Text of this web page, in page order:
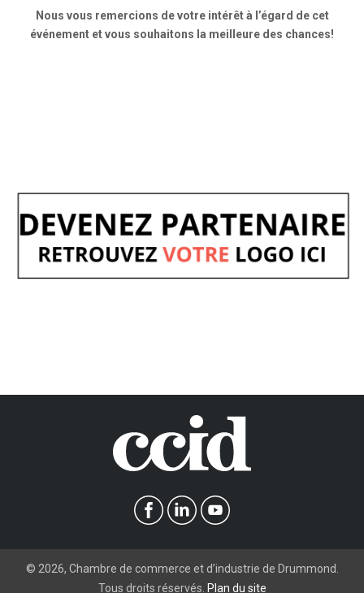
Nous vous remercions de votre intérêt à l’égard de cet
événement et vous souhaitons la meilleure des chances!
© 2026, Chambre de commerce et d’industrie de Drummond.
Tous droits réservés. Plan du site